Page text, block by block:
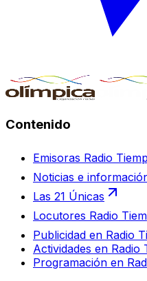
Contenido
Emisoras Radio
Noticias e
Las 21 Únicas
Locutores Radio
Publicidad en Radio
Actividades en Radio
Programación en